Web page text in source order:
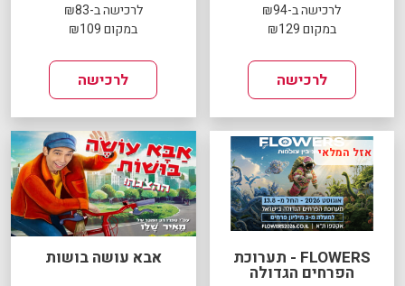
לרכישה ב-₪94
במקום ₪129
לרכישה
לרכישה ב-₪83
במקום ₪109
לרכישה
FLOWERS - תערוכת
הפרחים הגדולה
אזל המלאי
אבא עושה בושות